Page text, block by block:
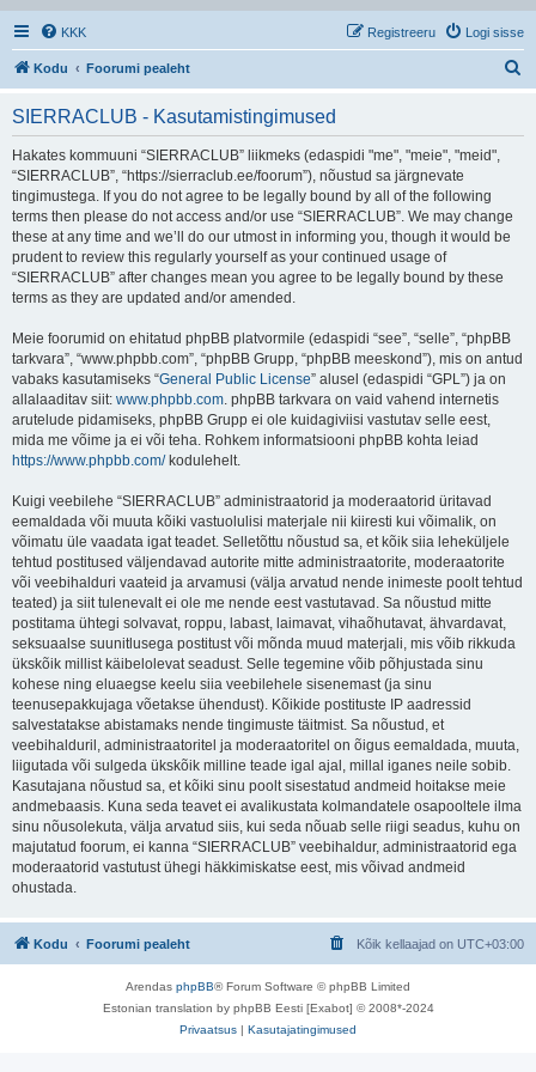
KKK Logi sisse
Registreeru
Kodu Foorumi pealeht
SIERRACLUB - Kasutamistingimused
Hakates kommuuni “SIERRACLUB” liikmeks (edaspidi "me", "meie", "meid",
“SIERRACLUB”, “https://sierraclub.ee/foorum”), nõustud sa järgnevate
tingimustega. If you do not agree to be legally bound by all of the following
terms then please do not access and/or use “SIERRACLUB”. We may change
these at any time and we’ll do our utmost in informing you, though it would be
prudent to review this regularly yourself as your continued usage of
“SIERRACLUB” after changes mean you agree to be legally bound by these
terms as they are updated and/or amended.
Meie foorumid on ehitatud phpBB platvormile (edaspidi “see”, “selle”, “phpBB
tarkvara”, “www.phpbb.com”, “phpBB Grupp, “phpBB meeskond”), mis on antud
vabaks kasutamiseks “General Public License” alusel (edaspidi “GPL”) ja on
allalaaditav siit: www.phpbb.com. phpBB tarkvara on vaid vahend internetis
arutelude pidamiseks, phpBB Grupp ei ole kuidagiviisi vastutav selle eest,
mida me võime ja ei või teha. Rohkem informatsiooni phpBB kohta leiad
https://www.phpbb.com/kodulehelt.
Kuigi veebilehe “SIERRACLUB” administraatorid ja moderaatorid üritavad
eemaldada või muuta kõiki vastuolulisi materjale nii kiiresti kui võimalik, on
võimatu üle vaadata igat teadet. Selletõttu nõustud sa, et kõik siia leheküljele
tehtud postitused väljendavad autorite mitte administraatorite, moderaatorite
või veebihalduri vaateid ja arvamusi (välja arvatud nende inimeste poolt tehtud
teated) ja siit tulenevalt ei ole me nende eest vastutavad. Sa nõustud mitte
postitama ühtegi solvavat, roppu, labast, laimavat, vihaõhutavat, ähvardavat,
seksuaalse suunitlusega postitust või mõnda muud materjali, mis võib rikkuda
ükskõik millist käibelolevat seadust. Selle tegemine võib põhjustada sinu
kohese ning eluaegse keelu siia veebilehele sisenemast (ja sinu
teenusepakkujaga võetakse ühendust). Kõikide postituste IP aadressid
salvestatakse abistamaks nende tingimuste täitmist. Sa nõustud, et
veebihalduril, administraatoritel ja moderaatoritel on õigus eemaldada, muuta,
liigutada või sulgeda ükskõik milline teade igal ajal, millal iganes neile sobib.
Kasutajana nõustud sa, et kõiki sinu poolt sisestatud andmeid hoitakse meie
andmebaasis. Kuna seda teavet ei avalikustata kolmandatele osapooltele ilma
sinu nõusolekuta, välja arvatud siis, kui seda nõuab selle riigi seadus, kuhu on
majutatud foorum, ei kanna “SIERRACLUB” veebihaldur, administraatorid ega
moderaatorid vastutust ühegi häkkimiskatse eest, mis võivad andmeid
ohustada.
Kodu Foorumi pealeht Kõik kellaajad on UTC+03:00
Arendas phpBB® Forum Software © phpBB Limited
Estonian translation by phpBB Eesti [Exabot] © 2008*-2024
Privaatsus | Kasutajatingimused